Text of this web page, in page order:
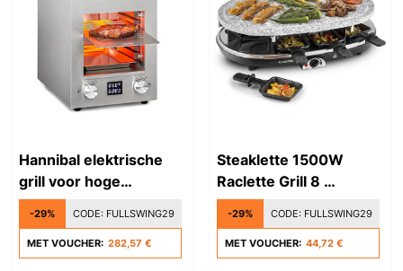
Hannibal elektrische
grill voor hoge
temperaturen
-29% CODE: FULLSWING29
MET VOUCHER: 282,57 €
Steaklette 1500W
Raclette Grill 8 ​
Personen Zwart
-29% CODE: FULLSWING29
MET VOUCHER: 44,72 €